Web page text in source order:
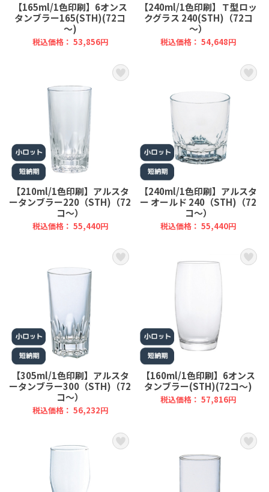
【165ml/1色印刷】6オンス
タンブラー165(STH)(72コ
～)
税込価格： 53,856円
【240ml/1色印刷】Ｔ型ロッ
クグラス 240(STH)（72コ
～）
税込価格： 54,648円
【210ml/1色印刷】アルスタ
ータンブラー220（STH)（72
コ～）
税込価格： 55,440円
【240ml/1色印刷】アルスタ
ー オールド 240（STH)（72
コ～）
税込価格： 55,440円
【305ml/1色印刷】アルスタ
ータンブラー300（STH)（72
コ～）
税込価格： 56,232円
【160ml/1色印刷】6オンス
タンブラー(STH)(72コ～)
税込価格： 57,816円